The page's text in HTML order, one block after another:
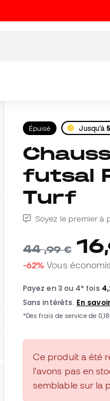
Épuisé Jusqu'à
Chaussures de
futsal
Turf
Soyez le premier à
44,99 € 16,
-62% Vous
Ce produit a été
l'avons pas en
semblable sur la